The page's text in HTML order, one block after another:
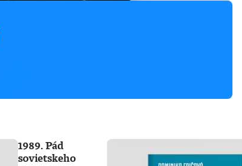
1989. Pád
sovietskeho